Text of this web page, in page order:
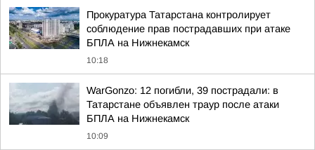
Прокуратура Татарстана контролирует
соблюдение прав пострадавших при атаке
БПЛА на Нижнекамск
10:18
WarGonzo: 12 погибли, 39 пострадали: в
Татарстане объявлен траур после атаки
БПЛА на Нижнекамск
10:09